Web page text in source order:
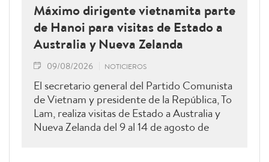
Máximo dirigente vietnamita parte
de Hanoi para visitas de Estado a
Australia y Nueva Zelanda
09/08/2026 NOTICIEROS
El secretario general del Partido Comunista
de Vietnam y presidente de la República, To
Lam, realiza visitas de Estado a Australia y
Nueva Zelanda del 9 al 14 de agosto de